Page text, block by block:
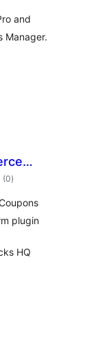
and
Manager.
(0টা
মুঠ)
plugin
HQ